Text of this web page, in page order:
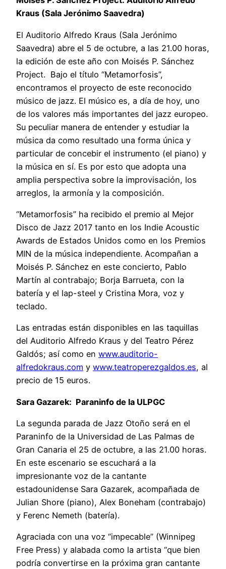
Kraus (Sala Jerónimo Saavedra)
El Auditorio Alfredo Kraus (Sala Jerónimo
Saavedra) abre el 5 de octubre, a las 21.00 horas,
la edición de este año con Moisés P. Sánchez
Project. Bajo el título “Metamorfosis”,
encontramos el proyecto de este reconocido
músico de jazz. El músico es, a día de hoy, uno
de los valores más importantes del jazz europeo.
Su peculiar manera de entender y estudiar la
música da como resultado una forma única y
particular de concebir el instrumento (el piano) y
la música en sí. Es por esto que adopta una
amplia perspectiva sobre la improvisación, los
arreglos, la armonía y la composición.
“Metamorfosis” ha recibido el premio al Mejor
Disco de Jazz 2017 tanto en los Indie Acoustic
Awards de Estados Unidos como en los Premios
MIN de la música independiente. Acompañan a
Moisés P. Sánchez en este concierto, Pablo
Martín al contrabajo; Borja Barrueta, con la
batería y el lap-steel y Cristina Mora, voz y
teclado.
Las entradas están disponibles en las taquillas
del Auditorio Alfredo Kraus y del Teatro Pérez
Galdós; así como en www.auditorio-
alfredokraus.com y www.teatroperezgaldos.es, al
precio de 15 euros.
Sara Gazarek: Paraninfo de la ULPGC
La segunda parada de Jazz Otoño será en el
Paraninfo de la Universidad de Las Palmas de
Gran Canaria el 25 de octubre, a las 21.00 horas.
En este escenario se escuchará a la
impresionante voz de la cantante
estadounidense Sara Gazarek, acompañada de
Julian Shore (piano), Alex Boneham (contrabajo)
y Ferenc Nemeth (batería).
Agraciada con una voz “impecable” (Winnipeg
Free Press) y alabada como la artista “que bien
podría convertirse en la próxima gran cantante